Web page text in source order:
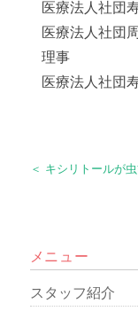
医療法人社団
医療法人社団
理事
医療法人社団
＜ キシリトールが
メニュー
スタッフ紹介